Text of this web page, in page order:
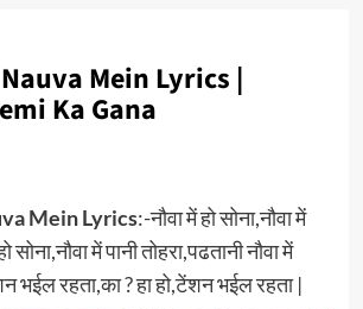
Mein Lyrics |
Ka Gana
Mein Lyrics:-नौवा में हो सोना,नौवा में
सोना,नौवा में पानी तोहरा,पढतानी नौवा में
भईल रहता,का ? हा हो,टेंशन भईल रहता |